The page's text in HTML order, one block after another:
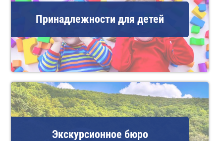
Принадлежности для детей
Экскурсионное бюро